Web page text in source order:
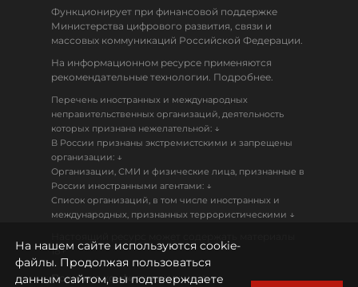
Функционирует при финансовой поддержке
Министерства цифрового развития, связи и
массовых коммуникаций Российской Федерации.
На информационном ресурсе применяются
рекомендательные технологии. Подробнее.
Перечень иностранных и международных
неправительственных организаций, деятельность
которых признана нежелательной: ↓
В России признаны экстремистскими и запрещены
организации: ↓
Организации, СМИ и физические лица, признанные в
России иностранными агентами: ↓
Список организаций, в том числе иностранных и
международных, признанных террористическими ↓
18+
Политика конфиденциальности
На нашем сайте используются cookie-
файлы. Продолжая пользоваться
данным сайтом, вы подтверждаете